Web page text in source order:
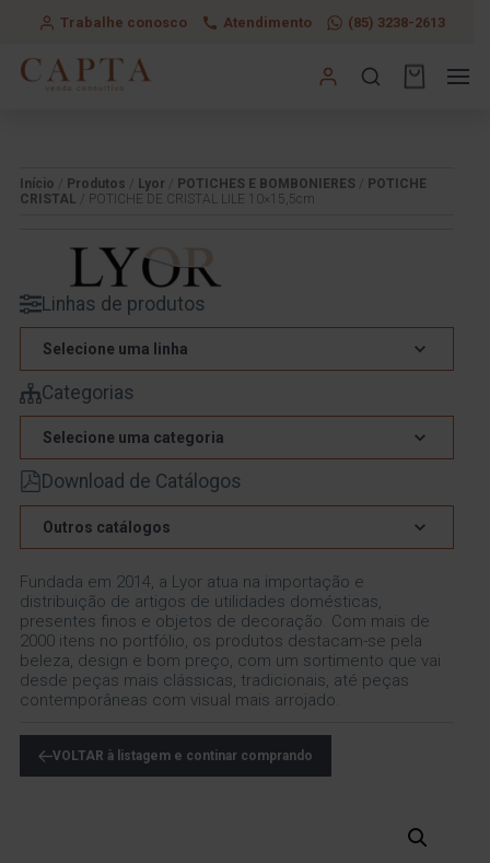
Trabalhe conosco Atendimento (85) 3238-2613
Início Produtos Lyor POTICHES E BOMBONIERES
POTICHE
CRISTAL
/ POTICHE DE CRISTAL LILE 10×15,5cm
Linhas de produtos
Selecione uma linha
Categorias
Selecione uma categoria
Download de Catálogos
Outros catálogos
Fundada em 2014, a Lyor atua na importação e
distribuição de artigos de utilidades domésticas,
presentes finos e objetos de decoração. Com mais de
2000 itens no portfólio, os produtos destacam-se pela
beleza, design e bom preço, com um sortimento que vai
desde peças mais clássicas, tradicionais, até peças
contemporâneas com visual mais arrojado.
VOLTAR à listagem e continar comprando